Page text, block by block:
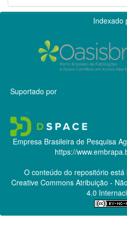
Indexado
Suportado por
Empresa Brasileira de Pesquisa
https://
O conteúdo do repositório
Creative CommonsAtribuição -
4.0